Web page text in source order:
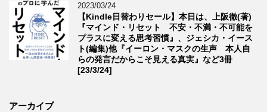
2023/03/24
【Kindle日替わりセール】本日は、上阪徹(著)
『マインド・リセット 不安・不満・不可能を
プラスに変える思考習慣』、ジェシカ・イース
ト(編集)他『イーロン・マスクの生声 本人自
らの発言だからこそ見える真実』など3冊
[23/3/24]
アーカイブ